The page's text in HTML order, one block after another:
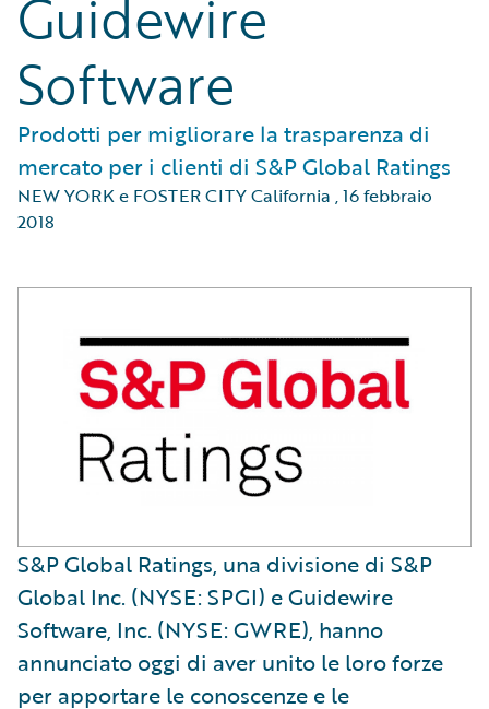
Guidewire
Software
Prodotti per migliorare la trasparenza di
mercato per i clienti di S&P Global Ratings
NEW YORK e FOSTER CITY California ,16 febbraio
2018
S&P Global Ratings, una divisione di S&P
Global Inc. (NYSE: SPGI) e Guidewire
Software, Inc. (NYSE: GWRE), hanno
annunciato oggi di aver unito le loro forze
per apportare le conoscenze e le